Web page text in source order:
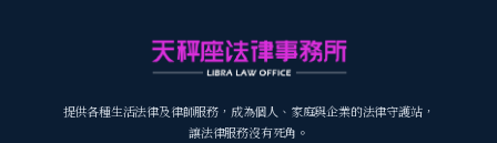
提供各種生活法律及律師服務，成為個人、家庭與企業的法律守護站，
讓法律服務沒有死角。